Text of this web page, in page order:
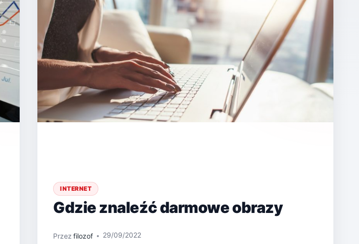
INTERNET
Gdzie znaleźć darmowe obrazy
Przez filozof 29/09/2022